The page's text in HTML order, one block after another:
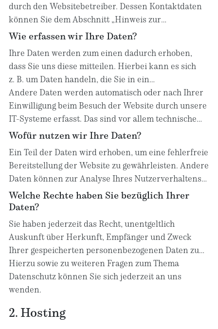
durch den Websitebetreiber. Dessen Kontaktdaten
können Sie dem Abschnitt „Hinweis zur
Verantwortlichen Stelle“ in dieser
Wie erfassen wir Ihre Daten?
Ihre Daten werden zum einen dadurch erhoben,
dass Sie uns diese mitteilen. Hierbei kann es sich
z. B. um Daten handeln, die Sie in ein
Kontaktformular eingeben.
Andere Daten werden automatisch oder nach Ihrer
Einwilligung beim Besuch der Website durch unsere
IT-Systeme erfasst. Das sind vor allem technische
Daten (z. B. Internetbrowser, Betriebssystem oder
Daten erfolgt automatisch, sobald Sie diese Website
betreten.
Wofür nutzen wir Ihre Daten?
Ein Teil der Daten wird erhoben, um eine fehlerfreie
Bereitstellung der Website zu gewährleisten. Andere
Daten können zur Analyse Ihres Nutzerverhaltens
verwendet werden. Sofern über die Website
Verträge geschlossen oder angebahnt werden
können, werden die übermittelten Daten auch für
Vertragsangebote, Bestellungen oder sonstige
Auftragsanfragen verarbeitet.
Welche Rechte haben Sie bezüglich Ihrer
Daten?
Sie haben jederzeit das Recht, unentgeltlich
Auskunft über Herkunft, Empfänger und Zweck
Ihrer gespeicherten personenbezogenen Daten zu
erhalten. Sie haben außerdem ein Recht, die
Berichtigung oder Löschung dieser Daten zu
verlangen. Wenn Sie eine Einwilligung zur
Einwilligung jederzeit für die Zukunft widerrufen.
Hierzu sowie zu weiteren Fragen zum Thema
Datenschutz können Sie sich jederzeit an uns
wenden.
2. Hosting